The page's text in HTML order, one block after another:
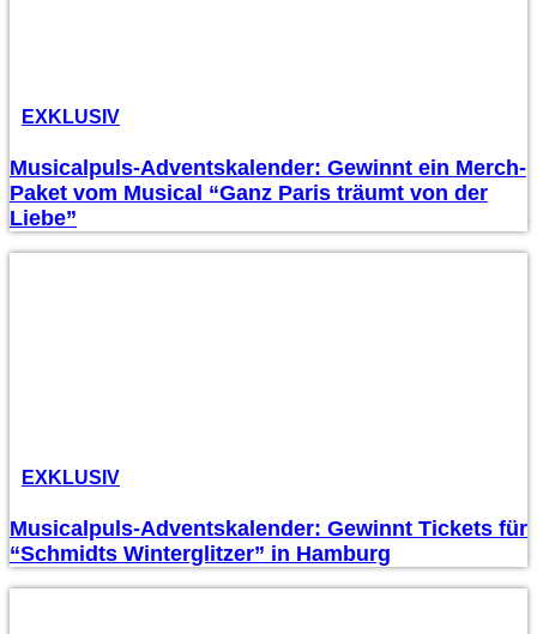
EXKLUSIV
Musicalpuls-Adventskalender: Gewinnt ein Merch-
Paket vom Musical “Ganz Paris träumt von der
Liebe”
EXKLUSIV
Musicalpuls-Adventskalender: Gewinnt Tickets für
“Schmidts Winterglitzer” in Hamburg